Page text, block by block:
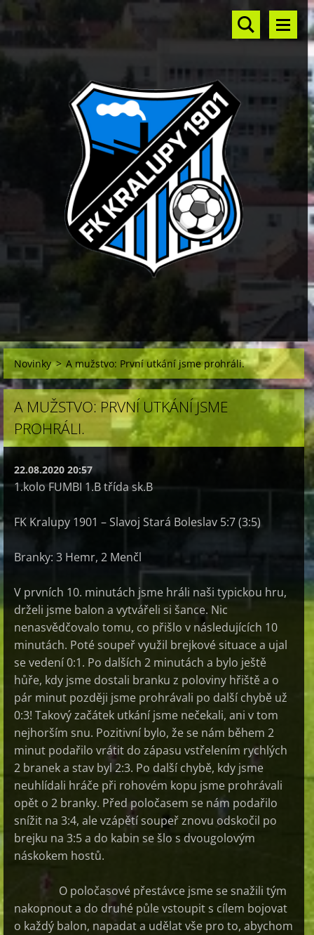
Novinky > A mužstvo: První utkání jsme prohráli.
A MUŽSTVO: PRVNÍ UTKÁNÍ JSME
PROHRÁLI.
22.08.2020 20:57
1.kolo FUMBI 1.B třída sk.B
FK Kralupy 1901 – Slavoj Stará Boleslav 5:7 (3:5)
Branky: 3 Hemr, 2 Menčl
V prvních 10. minutách jsme hráli naši typickou hru,
drželi jsme balon a vytvářeli si šance. Nic
nenasvědčovalo tomu, co přišlo v následujících 10
minutách. Poté soupeř využil brejkové situace a ujal
se vedení 0:1. Po dalších 2 minutách a bylo ještě
hůře, kdy jsme dostali branku z poloviny hřiště a o
pár minut později jsme prohrávali po další chybě už
0:3! Takový začátek utkání jsme nečekali, ani v tom
nejhorším snu. Pozitivní bylo, že se nám během 2
minut podařilo vrátit do zápasu vstřelením rychlých
2 branek a stav byl 2:3. Po další chybě, kdy jsme
neuhlídali hráče při rohovém kopu jsme prohrávali
opět o 2 branky. Před poločasem se nám podařilo
snížit na 3:4, ale vzápětí soupeř znovu odskočil po
brejku na 3:5 a do kabin se šlo s dvougolovým
náskokem hostů.
O poločasové přestávce jsme se snažili tým
nakopnout a do druhé půle vstoupit s cílem bojovat
o každý balon, napadat a udělat vše pro to, abychom